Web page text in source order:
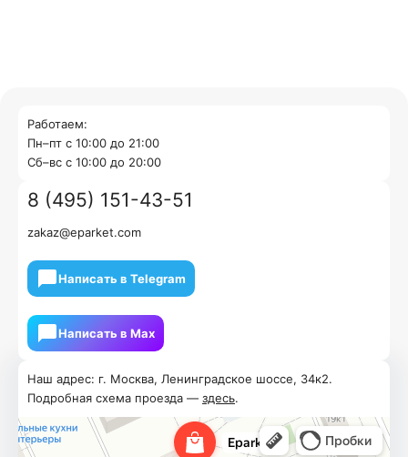
Наш адрес: г. Москва, Ленинградское шоссе, 34к2.
Подробная схема проезда — здесь.
Работаем:
Пн–пт с 10:00 до 21:00
Cб–вс с 10:00 до 20:00
8 (495) 151-43-51
zakaz@eparket.com
Написать в Telegram
Написать в Мах